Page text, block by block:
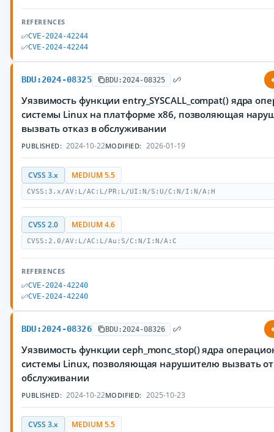
REFERENCES
CVE-2024-42244
CVE-2024-42244
BDU:2024-08325 BDU:2024-08325
Уязвимость функции entry_SYSCALL_compat() ядра
системы Linux на платформе x86, позволяющая
вызвать отказ в обслуживании
PUBLISHED: 2024-10-22MODIFIED: 2026-01-19
CVSS 3.x MEDIUM 5.5
CVSS:3.x/AV:L/AC:L/PR:L/UI:N/S:U/C:N/I:N/A:H
CVSS 2.0 MEDIUM 4.6
CVSS:2.0/AV:L/AC:L/Au:S/C:N/I:N/A:C
REFERENCES
CVE-2024-42240
CVE-2024-42240
BDU:2024-08326 BDU:2024-08326
Уязвимость функции ceph_monc_stop() ядра
системы Linux, позволяющая нарушителю вызвать
обслуживании
PUBLISHED: 2024-10-22MODIFIED: 2025-10-23
CVSS 3.x MEDIUM 5.5